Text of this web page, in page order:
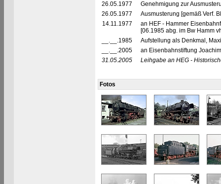
26.05.1977
Genehmigung zur
26.05.1977
Ausmusterung [gemäß Verf.
14.11.1977
an HEF - Hammer
[06.1985 abg. im Bw Hamm
__.__.1985
Aufstellung als Denkmal,
__.__.2005
an Eisenbahnstiftung
31.05.2005
Leihgabe an HEG -
Fotos